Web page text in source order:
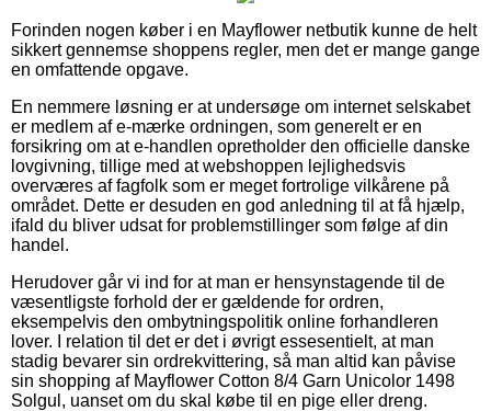
Forinden nogen køber i en Mayflower netbutik kunne de helt
sikkert gennemse shoppens regler, men det er mange gange
en omfattende opgave.
En nemmere løsning er at undersøge om internet selskabet
er medlem af e-mærke ordningen, som generelt er en
forsikring om at e-handlen opretholder den officielle danske
lovgivning, tillige med at webshoppen lejlighedsvis
overværes af fagfolk som er meget fortrolige vilkårene på
området. Dette er desuden en god anledning til at få hjælp,
ifald du bliver udsat for problemstillinger som følge af din
handel.
Herudover går vi ind for at man er hensynstagende til de
væsentligste forhold der er gældende for ordren,
eksempelvis den ombytningspolitik online forhandleren
lover. I relation til det er det i øvrigt essesentielt, at man
stadig bevarer sin ordrekvittering, så man altid kan påvise
sin shopping af Mayflower Cotton 8/4 Garn Unicolor 1498
Solgul, uanset om du skal købe til en pige eller dreng.